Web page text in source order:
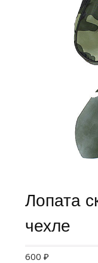
Лопата
чехле
600 ₽